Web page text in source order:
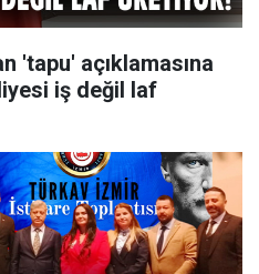
'tapu' açıklamasına
iş değil laf